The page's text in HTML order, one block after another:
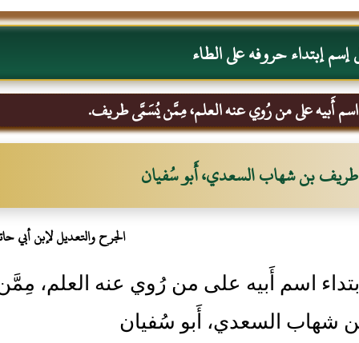
إبتداء حروفه على الطاء
اسم أَبيه على من رُوي عنه العلم، مِمَّن يُسَمَّى طريف.
طريف بن شهاب السعدي، أَبو سُفيان
الجرح والتعديل لإبن أبي
اسم أَبيه على من رُوي عنه
شهاب السعدي، أَبو سُفيان